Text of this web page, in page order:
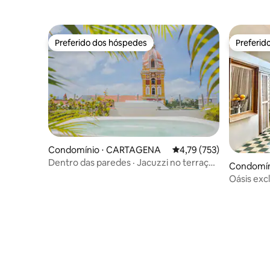
Preferido dos hóspedes
Preferido dos hóspedes
Condomínio ⋅ CARTAGENA 4,79 de uma avaliação
4,79 (753)
Dentro das paredes · Jacuzzi no terraço ·
Oásis